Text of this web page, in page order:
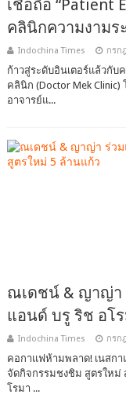
เชื่อถือ “Patient
คลินิกความงามร
Indochina Times กรก
ก้าวสู่ระดับอินเตอร์แล้วกับ
คลินิก (Doctor Mek
อาจารย์แ...
ณเดชน์ & ญาญ่า
แอนด์ บรู ริช อโ
Indochina Times กรก
คอกาแฟห้ามพลาด! เนสก
จัดกิจกรรมชงชิม สูตรใหม่
โรมา ...